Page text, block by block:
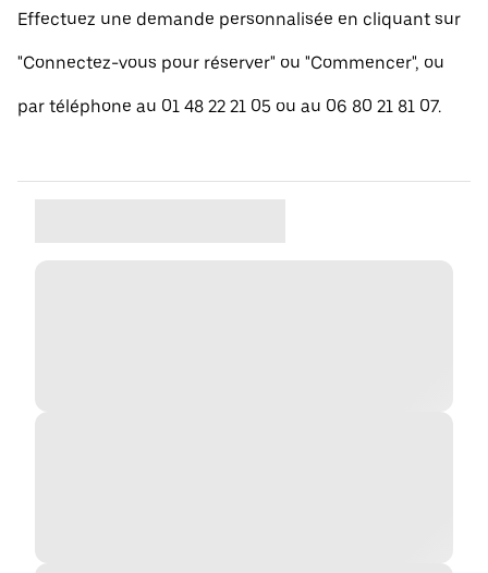
Effectuez une demande personnalisée en cliquant sur
"Connectez-vous pour réserver" ou "Commencer", ou
par téléphone au 01 48 22 21 05 ou au 06 80 21 81 07.